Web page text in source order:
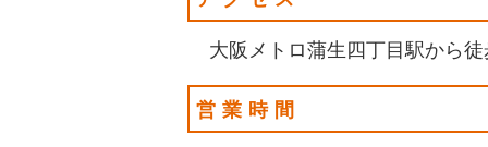
大阪メトロ蒲生四丁目駅から
営業時間